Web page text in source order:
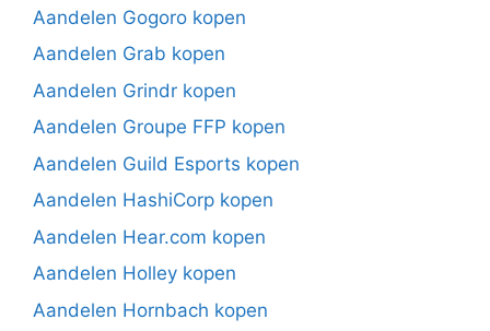
Aandelen Gogoro kopen
Aandelen Grab kopen
Aandelen Grindr kopen
Aandelen Groupe FFP kopen
Aandelen Guild Esports kopen
Aandelen HashiCorp kopen
Aandelen Hear.com kopen
Aandelen Holley kopen
Aandelen Hornbach kopen